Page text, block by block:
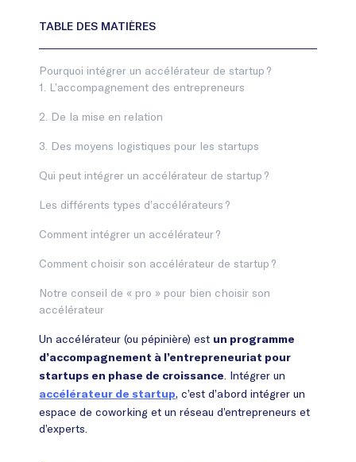
Pourquoi intégrer un accélérateur de startup ?
1. L’accompagnement des entrepreneurs
2. De la mise en relation
3. Des moyens logistiques pour les startups
Qui peut intégrer un accélérateur de startup ?
Les différents types d’accélérateurs ?
Comment intégrer un accélérateur ?
Comment choisir son accélérateur de startup ?
Notre conseil de « pro » pour bien choisir son
accélérateur
Un accélérateur (ou pépinière) est un programme
d’accompagnement à l’entrepreneuriat pour
startups en phase de croissance . Intégrer un
accélérateur de startup, c’est d’abord intégrer un
espace de coworking et un réseau d’entrepreneurs et
d’experts.